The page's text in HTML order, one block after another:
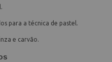
para a técnica de pastel.
e carvão.